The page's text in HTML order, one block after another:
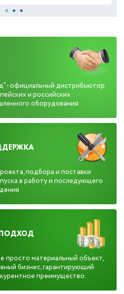
- официальный дистрибьютор
и российских
оборудования
подбора и поставки
в работу и последующего
просто материальный объект,
бизнес, гарантирующий
преимущество.